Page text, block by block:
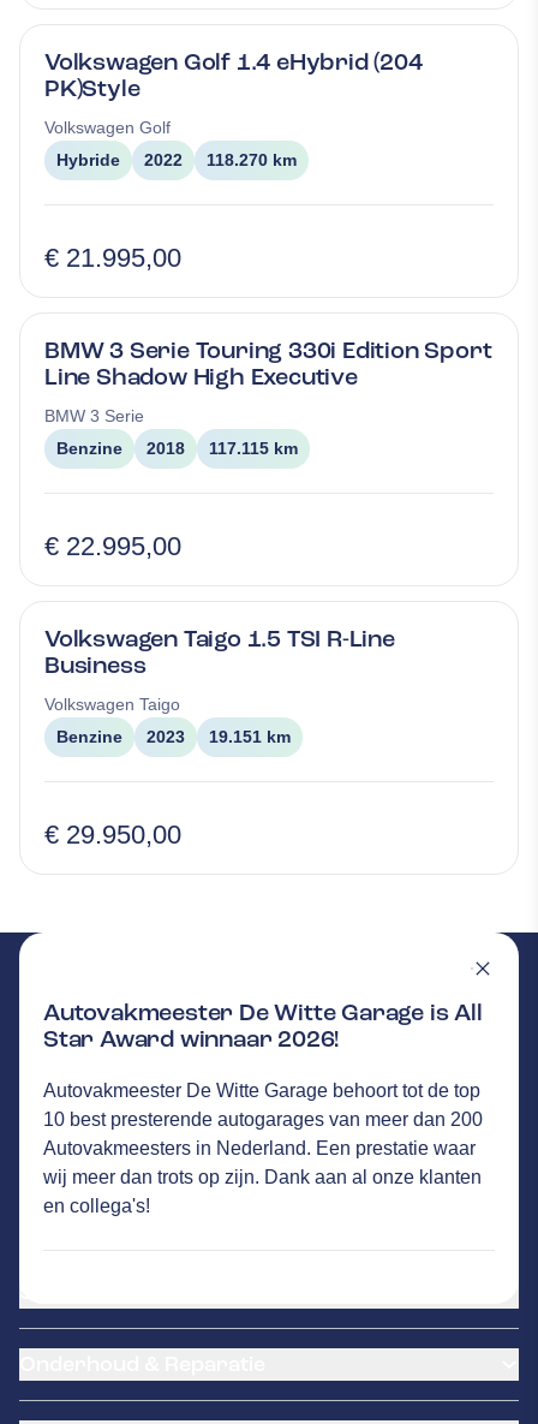
Volkswagen Golf 1.4 eHybrid (204
PK)Style
Volkswagen Golf
Hybride
2022 118.270 km
€ 21.995,00
BMW 3 Serie Touring 330i Edition Sport
Line Shadow High Executive
BMW 3 Serie
Benzine
2018 117.115 km
€ 22.995,00
Volkswagen Taigo 1.5 TSI R-Line
Business
Volkswagen Taigo
Benzine
2023 19.151 km
€ 29.950,00
Autovakmeester De Witte Garage is All
Star Award winnaar 2026!
Autovakmeester De Witte Garage behoort tot de top
10 best presterende autogarages van meer dan 200
Autovakmeesters in Nederland. Een prestatie waar
wij meer dan trots op zijn. Dank aan al onze klanten
en collega's!
GA NAAR DE HOMEPAGINA
Route
Industrieweg Oost 4,6662 NEElst
44klanten waarderen Autovakmeester De Witte
Garage gemiddeld met een 9.7
Banden service